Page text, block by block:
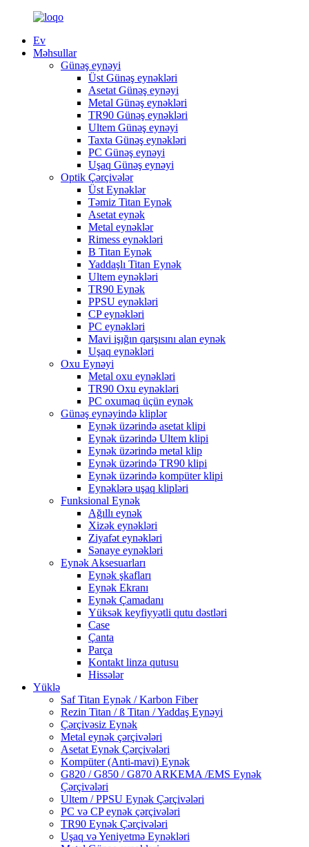
Ev
Məhsullar
Günəş eynəyi
Üst Günəş eynəkləri
Asetat Günəş eynəyi
Metal Günəş eynəkləri
TR90 Günəş eynəkləri
Ultem Günəş eynəyi
Taxta Günəş eynəkləri
PC Günəş eynəyi
Uşaq Günəş eynəyi
Optik Çərçivələr
Üst Eynəklər
Təmiz Titan Eynək
Asetat eynək
Metal eynəklər
Rimess eynəkləri
B Titan Eynək
Yaddaşlı Titan Eynək
Ultem eynəkləri
TR90 Eynək
PPSU eynəkləri
CP eynəkləri
PC eynəkləri
Mavi işığın qarşısını alan eynək
Uşaq eynəkləri
Oxu Eynəyi
Metal oxu eynəkləri
TR90 Oxu eynəkləri
PC oxumaq üçün eynək
Günəş eynəyində kliplər
Eynək üzərində asetat klipi
Eynək üzərində Ultem klipi
Eynək üzərində metal klip
Eynək üzərində TR90 klipi
Eynək üzərində kompüter klipi
Eynəklərə uşaq klipləri
Funksional Eynək
Ağıllı eynək
Xizək eynəkləri
Ziyafət eynəkləri
Sənaye eynəkləri
Eynək Aksesuarları
Eynək şkafları
Eynək Ekranı
Eynək Çamadanı
Yüksək keyfiyyətli qutu dəstləri
Case
Çanta
Parça
Kontakt linza qutusu
Hissələr
Yüklə
Saf Titan Eynək / Karbon Fiber
Rezin Titan / ß Titan / Yaddaş Eynəyi
Çərçivəsiz Eynək
Metal eynək çərçivələri
Asetat Eynək Çərçivələri
Kompüter (Anti-mavi) Eynək
G820 / G850 / G870 ARKEMA /EMS Eynək
Çərçivələri
Ultem / PPSU Eynək Çərçivələri
PC və CP eynək çərçivələri
TR90 Eynək Çərçivələri
Uşaq və Yeniyetmə Eynəkləri